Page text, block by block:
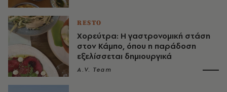
RESTO
Χορεύτρα: Η γαστρονομική στάση
στον Κάμπο, όπου η παράδοση
εξελίσσεται δημιουργικά
A.V. Team